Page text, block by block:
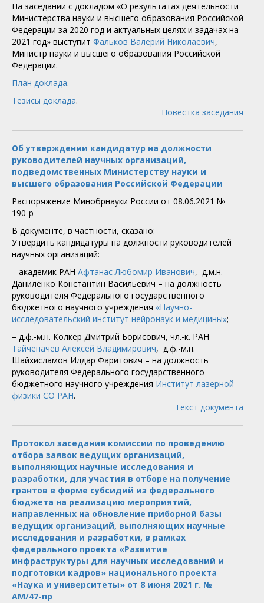
На заседании с докладом «О результатах деятельности
Министерства науки и высшего образования Российской
Федерации за 2020 год и актуальных целях и задачах на
2021 год» выступит Фальков Валерий Николаевич,
Министр науки и высшего образования Российской
Федерации.
План доклада.
Тезисы доклада.
Повестка заседания
Об утверждении кандидатур на должности
руководителей научных организаций,
подведомственных Министерству науки и
высшего образования Российской Федерации
Распоряжение Минобрнауки России от 08.06.2021 №
190-р
В документе, в частности, сказано:
Утвердить кандидатуры на должности руководителей
научных организаций:
– академик РАН Афтанас Любомир Иванович, д.м.н.
Даниленко Константин Васильевич – на должность
руководителя Федерального государственного
бюджетного научного учреждения «Научно-
исследовательский институт нейронаук и медицины»;
– д.ф.-м.н. Колкер Дмитрий Борисович, чл.-к. РАН
Тайченачев Алексей Владимирович, д.ф.-м.н.
Шайхисламов Илдар Фаритович – на должность
руководителя Федерального государственного
бюджетного научного учреждения Институт лазерной
физики СО РАН.
Текст документа
Протокол заседания комиссии по проведению
отбора заявок ведущих организаций,
выполняющих научные исследования и
разработки, для участия в отборе на получение
грантов в форме субсидий из федерального
бюджета на реализацию мероприятий,
направленных на обновление приборной базы
ведущих организаций, выполняющих научные
исследования и разработки, в рамках
федерального проекта «Развитие
инфраструктуры для научных исследований и
подготовки кадров» национального проекта
«Наука и университеты» от 8 июня 2021 г. №
АМ/47-пр